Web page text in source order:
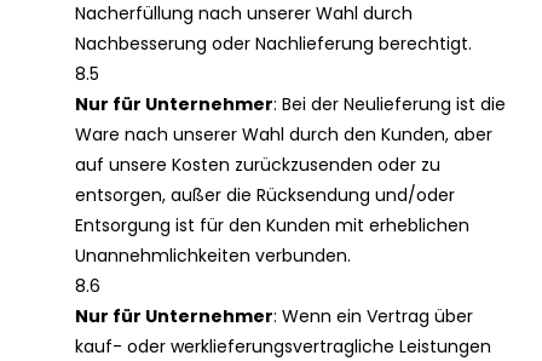
Nacherfüllung nach unserer Wahl durch
Nachbesserung oder Nachlieferung berechtigt.
8.5
Nur für Unternehmer: Bei der Neulieferung ist die
Ware nach unserer Wahl durch den Kunden, aber
auf unsere Kosten zurückzusenden oder zu
entsorgen, außer die Rücksendung und/oder
Entsorgung ist für den Kunden mit erheblichen
Unannehmlichkeiten verbunden.
8.6
Nur für Unternehmer: Wenn ein Vertrag über
kauf- oder werklieferungsvertragliche Leistungen